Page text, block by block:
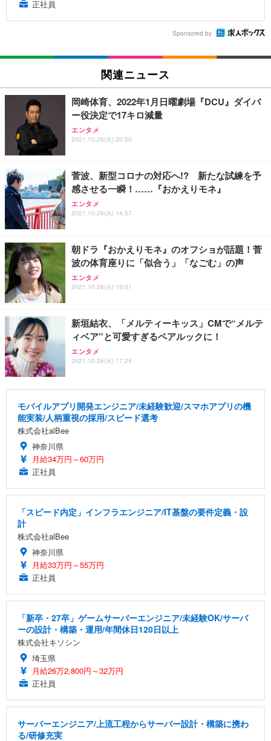
正社員
Sponsored by
関連ニュース
岡崎体育、2022年1月日曜劇場『DCU』ダイバ
ー役決定で17キロ減量
エンタメ
2021.10.26(火) 20:50
菅波、新型コロナの対応へ!? 新たな試練を予
感させる一瞬！……『おかえりモネ』
エンタメ
2021.10.26(火) 14:57
朝ドラ『おかえりモネ』のオフショが話題！菅
波の体育座りに「似合う」「なごむ」の声
エンタメ
2021.10.26(火) 19:01
新垣結衣、「メルティーキッス」CMで“メルテ
ィベア”と可愛すぎるペアルックに！
エンタメ
2021.10.26(火) 17:24
モバイルアプリ開発エンジニア/未経験歓迎/スマホアプリの機
能実装/人柄重視の採用/スピード選考
株式会社alBee
神奈川県
月給34万円～60万円
正社員
「スピード内定」インフラエンジニア/IT基盤の要件定義・設
計
株式会社alBee
神奈川県
月給33万円～55万円
正社員
「新卒・27卒」ゲームサーバーエンジニア/未経験OK/サーバ
ーの設計・構築・運用/年間休日120日以上
株式会社キソシン
埼玉県
月給26万2,800円～32万円
正社員
サーバーエンジニア/上流工程からサーバー設計・構築に携わ
る/研修充実